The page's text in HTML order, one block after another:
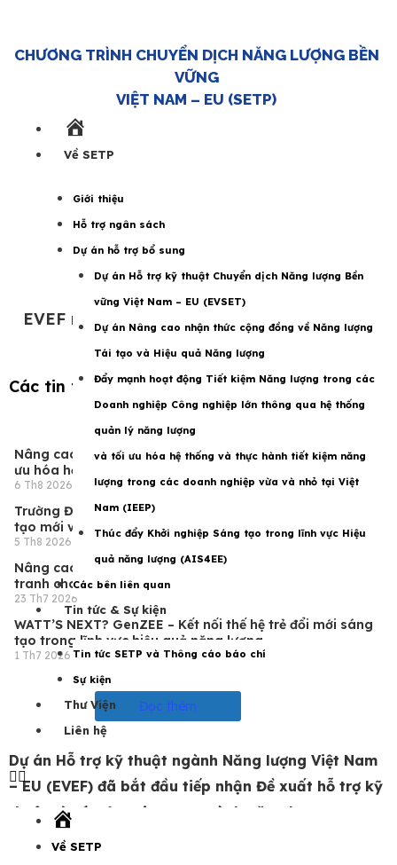
CHƯƠNG TRÌNH CHUYỂN DỊCH NĂNG LƯỢNG BỀN
VỮNG
VIỆT NAM – EU (SETP)
Về SETP
Giới thiệu
Hỗ trợ ngân sách
Dự án hỗ trợ bổ sung
Dự án Hỗ trợ kỹ thuật Chuyển dịch Năng lượng Bền
vững Việt Nam – EU (EVSET)
Dự án Nâng cao nhận thức cộng đồng về Năng lượng
Tái tạo và Hiệu quả Năng lượng
Đẩy mạnh hoạt động Tiết kiệm Năng lượng trong các
Doanh nghiệp Công nghiệp lớn thông qua hệ thống
quản lý năng lượng
và tối ưu hóa hệ thống và thực hành tiết kiệm năng
lượng trong các doanh nghiệp vừa và nhỏ tại Việt
Nam (IEEP)
Thúc đẩy Khởi nghiệp Sáng tạo trong lĩnh vực Hiệu
quả năng lượng (AIS4EE)
Các bên liên quan
Tin tức & Sự kiện
Tin tức SETP và Thông cáo báo chí
Sự kiện
Thư Viện
Liên hệ
Về SETP
EVEF mời nộp Đề xuất hoạt động hỗ trợ kỹ
thuật đợt 2
Dự án Hỗ trợ kỹ thuật ngành Năng lượng Việt Nam
– EU (EVEF) đã bắt đầu tiếp nhận Đề xuất hỗ trợ kỹ
thuật từ các đơn vị trong ngành năng lượng.
Các tin tức khác về Dự án
Nâng cao năng lực đội ngũ chuyên gia năng lượng về tối
ưu hóa hệ thống làm lạnh
6 Th8 2026
Trường Đại học Lâm nghiệp thí điểm chương trình đào
tạo mới về nhiên liệu sinh học rắn với hỗ trợ của EU
5 Th8 2026
Nâng cao năng lực hiệu quả năng lượng, tạo lợi thế cạnh
tranh cho doanh nghiệp nhỏ và vừa
23 Th7 2026
WATT’S NEXT? GenZEE – Kết nối thế hệ trẻ đổi mới sáng
tạo trong lĩnh vực hiệu quả năng lượng
1 Th7 2026
Đọc thêm